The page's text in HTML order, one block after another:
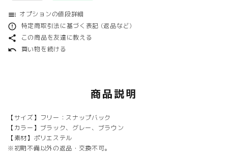
toc オプションの値段詳細
error_outline 特定商取引法に基づく表記 (返品など)
share この商品を友達に教える
undo 買い物を続ける
商品説明
【サイズ】フリー：スナップバック
【カラー】ブラック、グレー、ブラウン
【素材】ポリエステル
※初期不備以外の返品・交換不可。